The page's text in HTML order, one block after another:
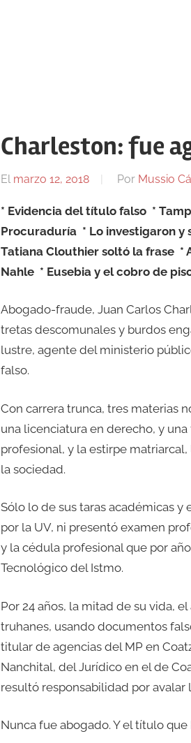
Charleston: fue
El marzo 12, 2018 Por Mussio
* Evidencia del título falso *
Procuraduría * Lo investigaron y
Tatiana Clouthier soltó la frase *
Nahle * Eusebia y el cobro de
Abogado-fraude, Juan Carlos
tretas descomunales y burdos
lustre, agente del ministerio
falso.
Con carrera trunca, tres materias
una licenciatura en derecho, y
profesional, y la estirpe
la sociedad.
Sólo lo de sus taras académicas
por la UV, ni presentó examen
y la cédula profesional que por
Tecnológico del Istmo.
Por 24 años, la mitad de su vida,
truhanes, usando documentos
titular de agencias del MP en
Nanchital, del Jurídico en el de
resultó responsabilidad por avalar
Nunca fue abogado. Y el título